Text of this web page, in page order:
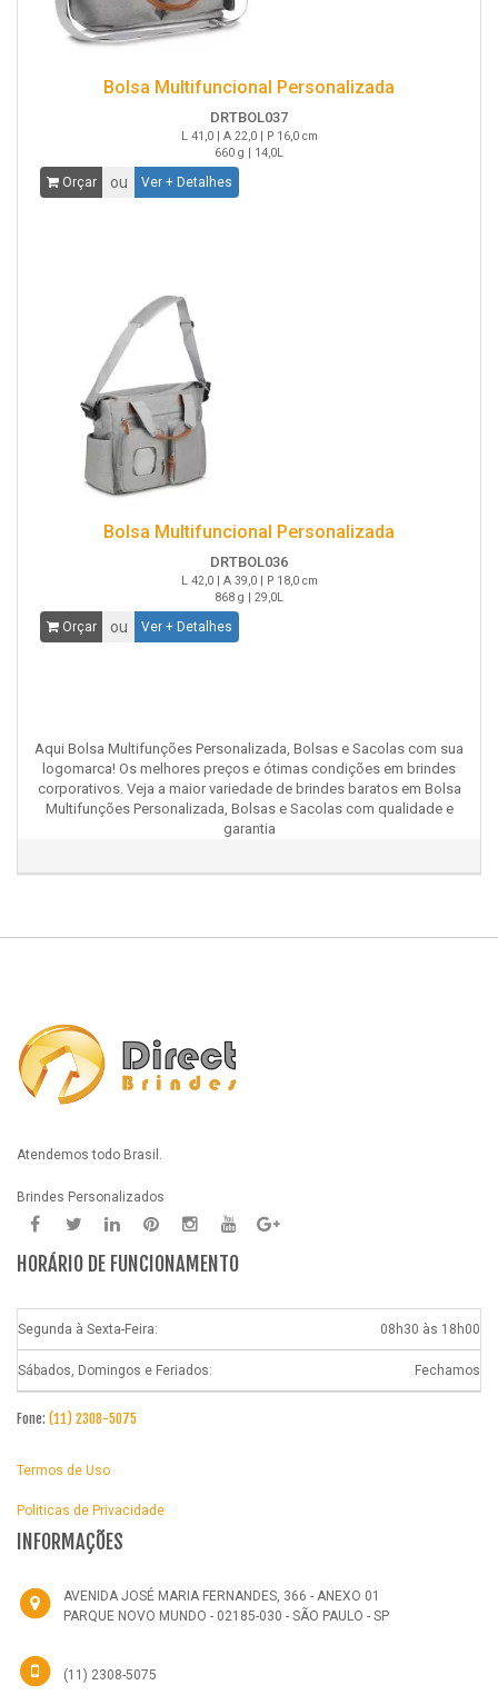
Bolsa Multifuncional Personalizada
DRTBOL037
L 41,0 | A 22,0 | P 16,0 cm
660 g | 14,0L
Orçar ou Ver + Detalhes
Bolsa Multifuncional Personalizada
DRTBOL036
L 42,0 | A 39,0 | P 18,0 cm
868 g | 29,0L
Orçar ou Ver + Detalhes
Aqui Bolsa Multifunções Personalizada, Bolsas e Sacolas com sua
logomarca! Os melhores preços e ótimas condições em brindes
corporativos. Veja a maior variedade de brindes baratos em Bolsa
Multifunções Personalizada, Bolsas e Sacolas com qualidade e
garantia
Atendemos todo Brasil.
Brindes Personalizados
HORÁRIO DE FUNCIONAMENTO
Segunda à Sexta-Feira: 08h30 às 18h00
Sábados, Domingos e Feriados: Fechamos
Fone: (11) 2308-5075
Termos de Uso
Politicas de Privacidade
INFORMAÇÕES
AVENIDA JOSÉ MARIA FERNANDES, 366 - ANEXO 01
PARQUE NOVO MUNDO - 02185-030 - SÃO PAULO - SP
(11) 2308-5075